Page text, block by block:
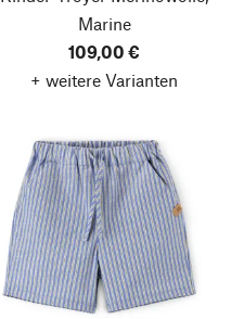
Marine
109,00 €
+ weitere Varianten